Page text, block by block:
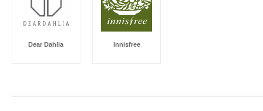
Dear Dahlia Innisfree